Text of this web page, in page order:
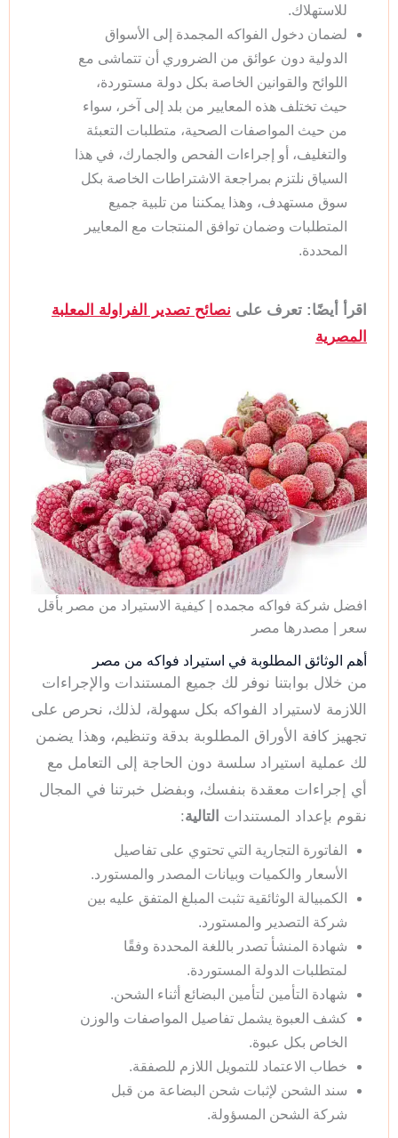
للاستهلاك.
لضمان دخول الفواكه المجمدة إلى الأسواق
الدولية دون عوائق من الضروري أن تتماشى مع
اللوائح والقوانين الخاصة بكل دولة مستوردة،
حيث تختلف هذه المعايير من بلد إلى آخر، سواء
من حيث المواصفات الصحية، متطلبات التعبئة
والتغليف، أو إجراءات الفحص والجمارك، في هذا
السياق نلتزم بمراجعة الاشتراطات الخاصة بكل
سوق مستهدف، وهذا يمكننا من تلبية جميع
المتطلبات وضمان توافق المنتجات مع المعايير
المحددة.
اقرأ أيضًا: تعرف على نصائح تصدير الفراولة المعلبة
المصرية
افضل شركة فواكه مجمده | كيفية الاستيراد من مصر بأقل
سعر | مصدرها مصر
أهم الوثائق المطلوبة في استيراد فواكه من مصر
من خلال بوابتنا نوفر لك جميع المستندات والإجراءات
اللازمة لاستيراد الفواكه بكل سهولة، لذلك، نحرص على
تجهيز كافة الأوراق المطلوبة بدقة وتنظيم، وهذا يضمن
لك عملية استيراد سلسة دون الحاجة إلى التعامل مع
أي إجراءات معقدة بنفسك، وبفضل خبرتنا في المجال
نقوم بإعداد المستندات التالية:
الفاتورة التجارية التي تحتوي على تفاصيل
الأسعار والكميات وبيانات المصدر والمستورد.
الكمبيالة الوثائقية تثبت المبلغ المتفق عليه بين
شركة التصدير والمستورد.
شهادة المنشأ تصدر باللغة المحددة وفقًا
لمتطلبات الدولة المستوردة.
شهادة التأمين لتأمين البضائع أثناء الشحن.
كشف العبوة يشمل تفاصيل المواصفات والوزن
الخاص بكل عبوة.
خطاب الاعتماد للتمويل اللازم للصفقة.
سند الشحن لإثبات شحن البضاعة من قبل
شركة الشحن المسؤولة.